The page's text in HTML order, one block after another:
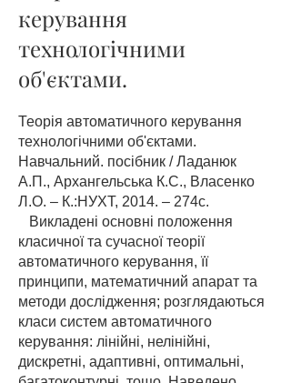
керування
технологічними
об'єктами.
Теорія автоматичного керування
технологічними об'єктами.
Навчальний. посібник / Ладанюк
А.П., Архангельська К.С., Власенко
Л.О. – К.:НУХТ, 2014. – 274с.
Викладені основні положення
класичної та сучасної теорії
автоматичного керування, її
принципи, математичний апарат та
методи дослідження; розглядаються
класи систем автоматичного
керування: лінійні, нелінійні,
дискретні, адаптивні, оптимальні,